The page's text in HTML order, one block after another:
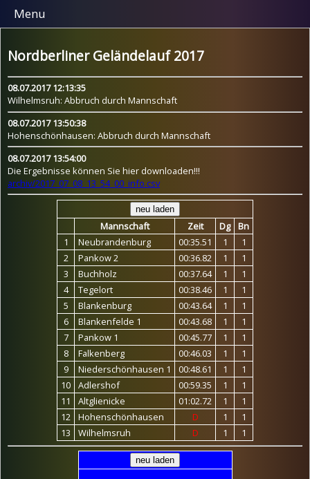
Menu
Nordberliner Geländelauf 2017
08.07.2017 12:13:35
Wilhelmsruh: Abbruch durch Mannschaft
08.07.2017 13:50:38
Hohenschönhausen: Abbruch durch Mannschaft
08.07.2017 13:54:00
Die Ergebnisse können Sie hier downloaden!!!
archiv/2017_07_08_13_54_00_info.csv
Mannschaft Zeit Dg
Bn
1
Neubrandenburg 00:35.51 1
1
2
Pankow 2 00:36.82 1
1
3
Buchholz 00:37.64 1
1
4
Tegelort 00:38.46 1
1
5
Blankenburg 00:43.64 1
1
6
Blankenfelde 1 00:43.68 1
1
7
Pankow 1 00:45.77 1
1
8
Falkenberg 00:46.03 1
1
9
Niederschönhausen 1 00:48.61 1
1
10
Adlershof 00:59.35 1
1
11
Altglienicke 01:02.72 1
1
12
Hohenschönhausen D 1
1
13
Wilhelmsruh D 1 1